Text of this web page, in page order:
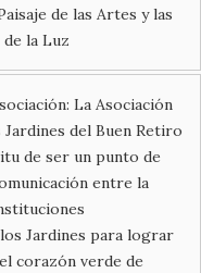
de las Artes y las
de la Luz
La Asociación
del Buen Retiro
de ser un punto de
entre la
Jardines para lograr
corazón verde de